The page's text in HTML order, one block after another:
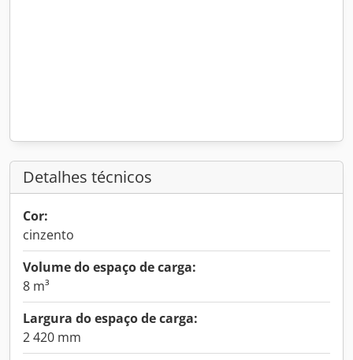
Detalhes técnicos
Cor:
cinzento
Volume do espaço de carga:
8 m³
Largura do espaço de carga:
2 420 mm